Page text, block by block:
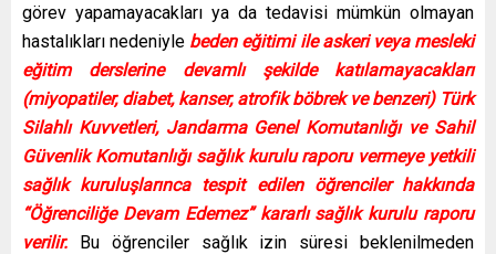
görev yapamayacakları ya da tedavisi mümkün olmayan
hastalıkları nedeniyle beden eğitimi ile askeri veya mesleki
eğitim derslerine devamlı şekilde katılamayacakları
(miyopatiler, diabet, kanser, atrofik böbrek ve benzeri) Türk
Silahlı Kuvvetleri, Jandarma Genel Komutanlığı ve Sahil
Güvenlik Komutanlığı sağlık kurulu raporu vermeye yetkili
sağlık kuruluşlarınca tespit edilen öğrenciler hakkında
“Öğrenciliğe Devam Edemez” kararlı sağlık kurulu raporu
verilir. Bu öğrenciler sağlık izin süresi beklenilmeden